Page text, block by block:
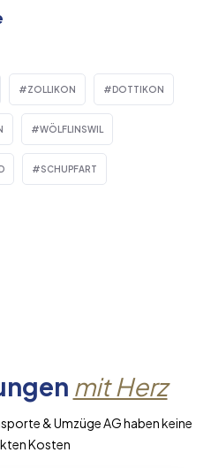
ZOLLIKON DOTTIKON
WÖLFLINSWIL
SCHUPFART
mit Herz
& Umzüge AG haben keine
Kosten